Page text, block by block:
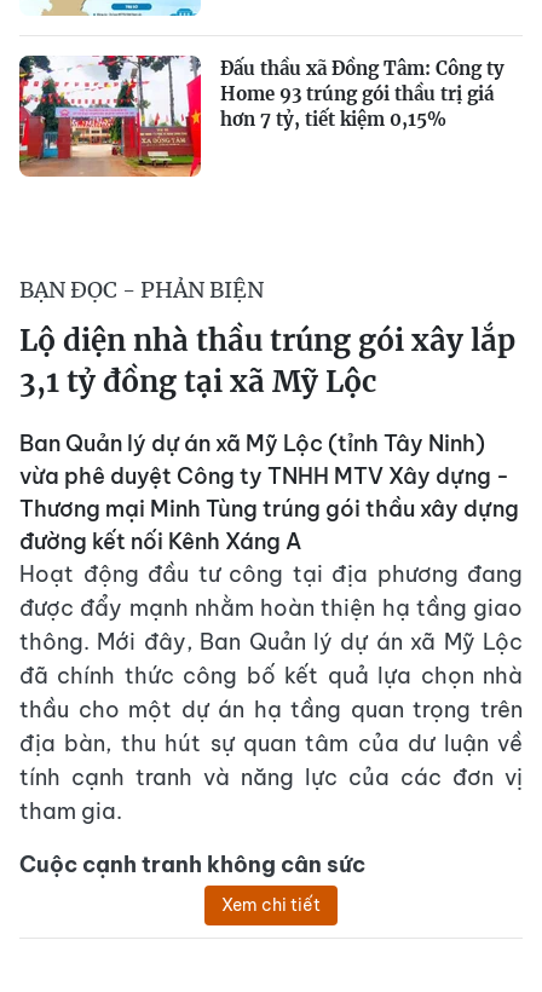
Đấu thầu xã Đồng Tâm: Công ty
Home 93 trúng gói thầu trị giá
hơn 7 tỷ, tiết kiệm 0,15%
BẠN ĐỌC - PHẢN BIỆN
Lộ diện nhà thầu trúng gói xây lắp
3,1 tỷ đồng tại xã Mỹ Lộc
Ban Quản lý dự án xã Mỹ Lộc (tỉnh Tây Ninh)
vừa phê duyệt Công ty TNHH MTV Xây dựng -
Thương mại Minh Tùng trúng gói thầu xây dựng
đường kết nối Kênh Xáng A
Hoạt động đầu tư công tại địa phương đang
được đẩy mạnh nhằm hoàn thiện hạ tầng giao
thông. Mới đây, Ban Quản lý dự án xã Mỹ Lộc
đã chính thức công bố kết quả lựa chọn nhà
thầu cho một dự án hạ tầng quan trọng trên
địa bàn, thu hút sự quan tâm của dư luận về
tính cạnh tranh và năng lực của các đơn vị
tham gia.
Cuộc cạnh tranh không cân sức
Xem chi tiết